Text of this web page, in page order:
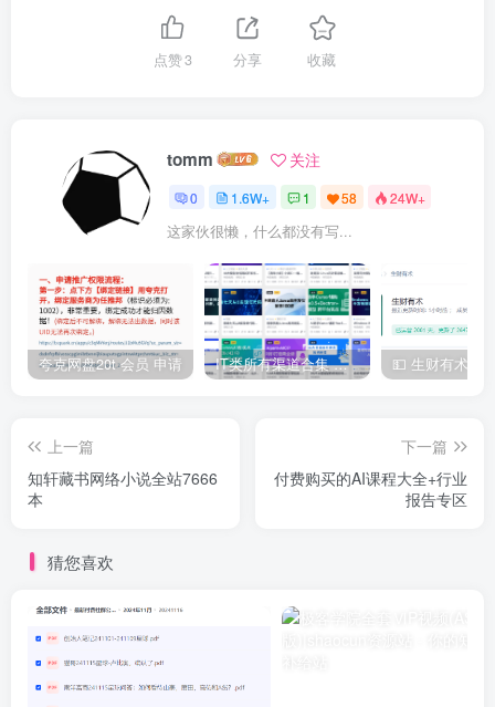
点赞3 分享 收藏
tomm 关注
0 1.6W+ 1 58 24W+
这家伙很懒，什么都没有写...
夸克网盘20t 会员 申请 IT类所有渠道合集 持续日更，目前近四千多条资源 年费用户微信私信获取权限
上一篇
知轩藏书网络小说全站7666
本
下一篇
付费购买的AI课程大全+行业
报告专区
猜您喜欢